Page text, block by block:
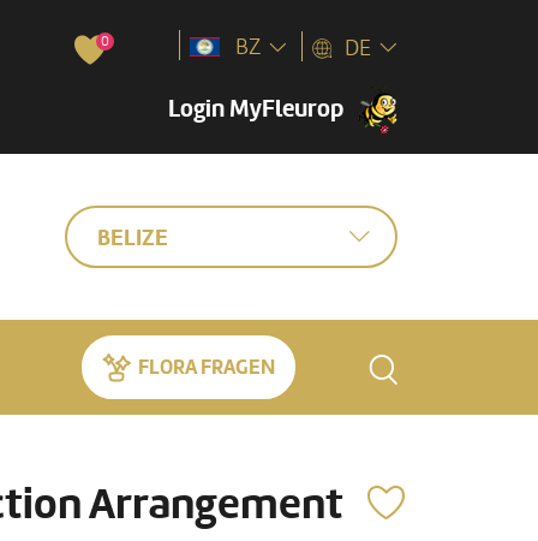
0
Login MyFleurop
BZ DE
BELIZE
FLORA FRAGEN
Arrangement